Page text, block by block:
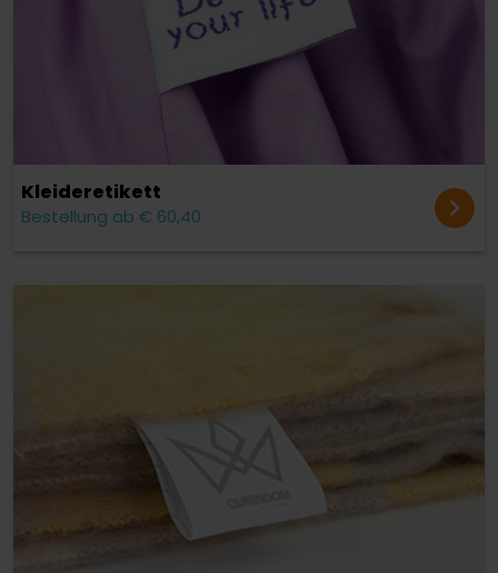
Kleider­etikett
Bestellung ab € 60,40